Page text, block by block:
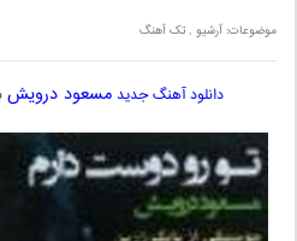
موضوعات:آرشیو ,تک آهنگ
دانلود آهنگ جدید مسعود درویش